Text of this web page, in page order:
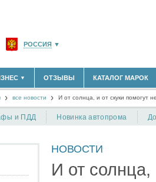
РОССИЯ ▼
САНКТ-ПЕТЕРБУРГ И ОБЛАСТЬ(14298)
КРАСНОДАРСКИЙ КРАЙ(5619)
КРЫМ РЕСПУБЛИКА(412)
▼
ДИЛЕРЫ(1347)
ОТЗЫВЫ КАТАЛОГ МАРОК
все новости И от солнца, и от скуки помогут
и ПДД Новинка автопрома
НОВОСТИ
И от солнца,